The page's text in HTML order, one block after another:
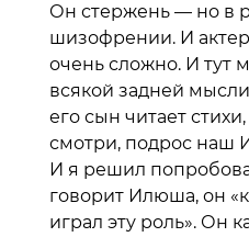
Он стержень — но в
шизофрении. И
очень сложно. И тут
всякой задней
его сын читает
смотри, подрос наш
И я решил
говорит Илюша, он
играл эту роль». Он